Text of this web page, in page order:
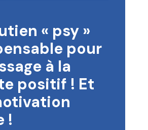
« psy »
pour
à la
positif ! Et
!